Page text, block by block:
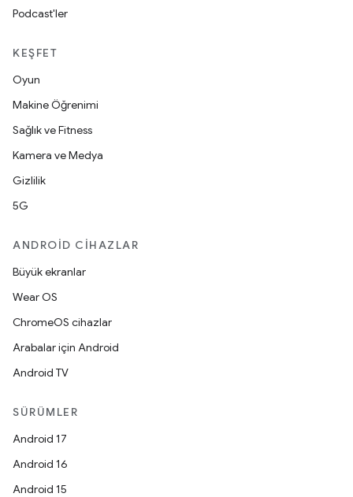
Podcast'ler
KEŞFET
Oyun
Makine Öğrenimi
Sağlık ve Fitness
Kamera ve Medya
Gizlilik
5G
ANDROID CIHAZLAR
Büyük ekranlar
Wear OS
ChromeOS cihazlar
Arabalar için Android
Android TV
SÜRÜMLER
Android 17
Android 16
Android 15